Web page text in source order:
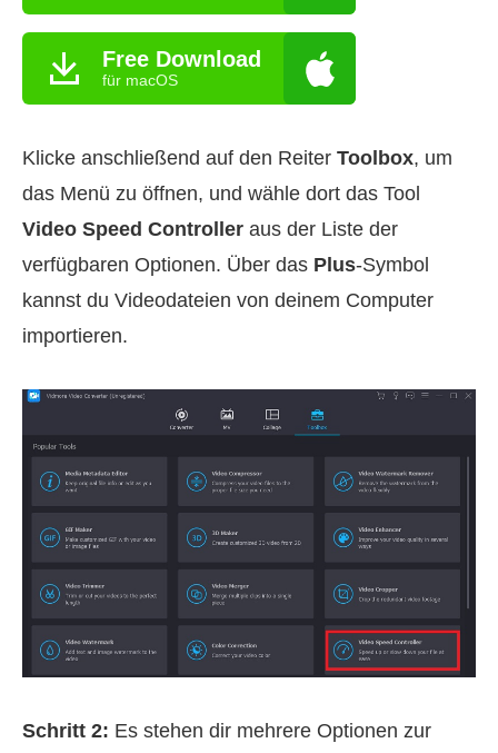
Free Download
für macOS
Klicke anschließend auf den Reiter Toolbox, um
das Menü zu öffnen, und wähle dort das Tool
Video Speed Controller aus der Liste der
verfügbaren Optionen. Über das Plus-Symbol
kannst du Videodateien von deinem Computer
importieren.
Schritt 2: Es stehen dir mehrere Optionen zur